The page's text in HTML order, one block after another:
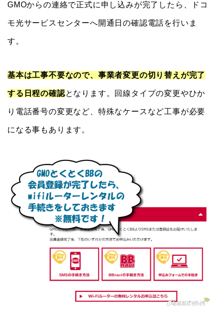
GMOからの連絡で正式に申し込みが完了したら、ドコ
モ光サービスセンターへ開通日の確認電話を行いま
す。
基本は工事不要なので、事業者変更の切り替えが完了
する日程の確認となります。回線タイプの変更やひか
り電話番号の変更など、特殊なケースなど工事が必要
になる事もあります。